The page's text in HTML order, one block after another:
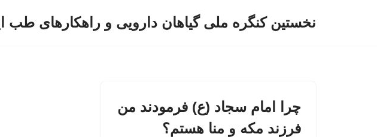
نخستین کنگره ملی گیاهان دارویی و راهکارهای طب
چرا امام سجاد (ع) فرمودند من
فرزند مکه و منا هستم؟